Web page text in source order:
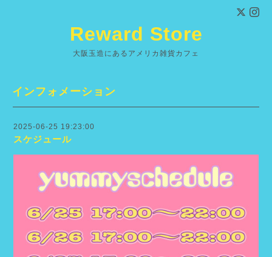
Reward Store
大阪玉造にあるアメリカ雑貨カフェ
インフォメーション
2025-06-25 19:23:00
スケジュール